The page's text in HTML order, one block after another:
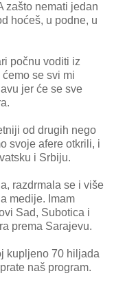
zašto nemati jedan
hoćeš, u podne, u
počnu voditi iz
se svi mi
jer će se sve
od drugih nego
svoje afere otkrili, i
i Srbiju.
razdrmala se i više
medije. Imam
Sad, Subotica i
prema Sarajevu.
kupljeno 70 hiljada
naš program.